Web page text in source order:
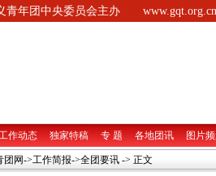
青年团中央委员会主办 www.gqt.org.cn
作动态 独家特稿 专 题 各地团讯 图片
团网->工作简报->全团要讯 -> 正文